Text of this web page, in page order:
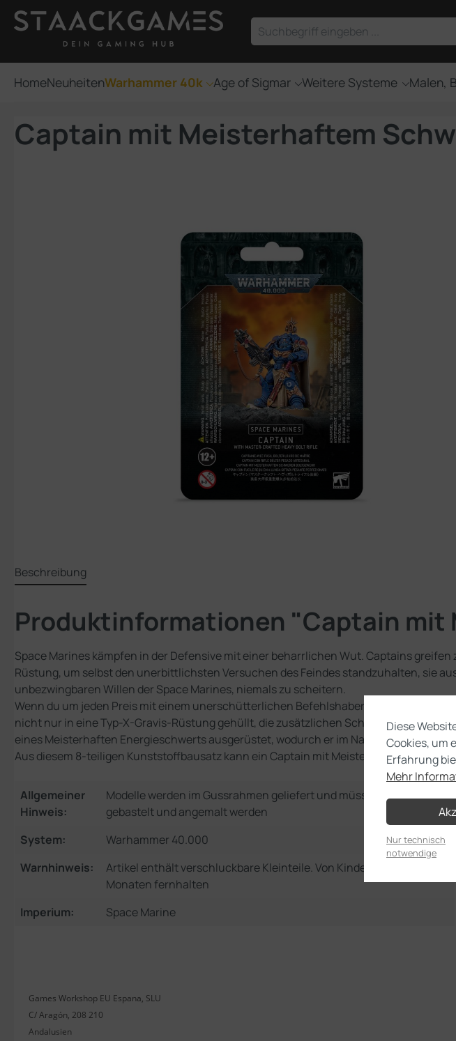
Hauptinhalt springen
Zur Suche springen
HomeNeuheitenWarhammer 40k Age of Sigmar Weitere Systeme Malen,
Captain mit Meisterhaftem
Beschreibung
Produktinformationen "Captain mit
Space Marines kämpfen in der Defensive mit einer beharrlichen Wut. Captains
Rüstung, um selbst den unerbittlichsten Versuchen des Feindes standzuhalten, sie
unbezwingbaren Willen der Space Marines, niemals zu scheitern.
Wenn du um jeden Preis mit einem unerschütterlichen Befehlshaber der Space
nicht nur in eine Typ-X-Gravis-Rüstung gehüllt, die zusätzlichen Schutz bietet,
eines Meisterhaften Energieschwerts ausgerüstet, wodurch er im Nah- und
Aus diesem 8-teiligen Kunststoffbausatz kann ein Captain mit Meisterhaftem
Allgemeiner
Hinweis:
Modelle werden im Gussrahmen geliefert und müssen noch selbst
gebastelt und angemalt werden
System:
Warhammer 40.000
Warnhinweis:
Artikel enthält verschluckbare Kleinteile. Von Kindern unter 36
Monaten fernhalten
Imperium:
Space Marine
Games Workshop EU Espana, SLU
C/ Aragón, 208 210
Andalusien
Diese
Cookies, um
Erfahrung
Mehr
Nur technisch
notwendige